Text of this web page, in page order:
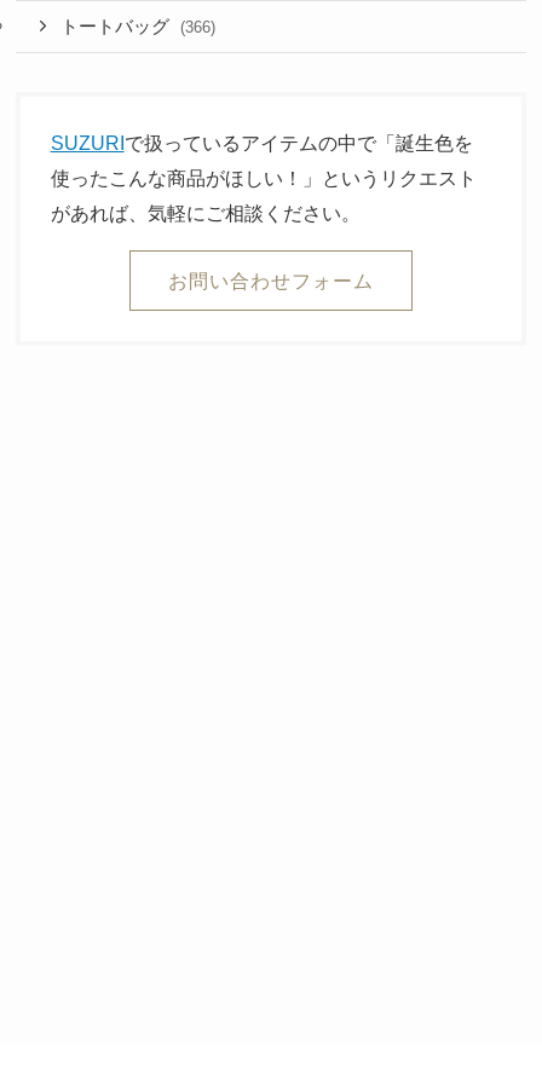
トートバッグ (366)
SUZURIで扱っているアイテムの中で「誕生色を
使ったこんな商品がほしい！」というリクエスト
があれば、気軽にご相談ください。
お問い合わせフォーム